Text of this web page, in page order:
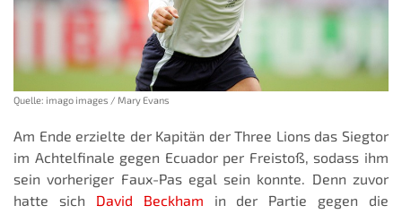
Quelle: imago images / Mary Evans
Am Ende erzielte der Kapitän der Three Lions das Siegtor
im Achtelfinale gegen Ecuador per Freistoß, sodass ihm
sein vorheriger Faux-Pas egal sein konnte. Denn zuvor
hatte sich David Beckham in der Partie gegen die